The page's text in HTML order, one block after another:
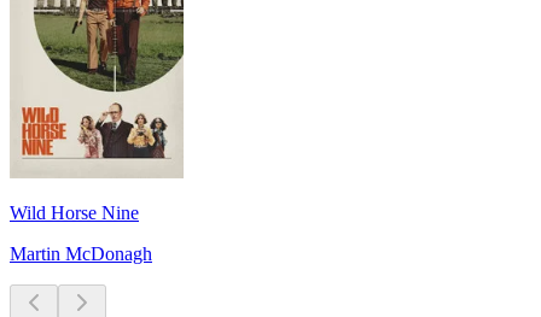
Wild Horse Nine
Martin McDonagh